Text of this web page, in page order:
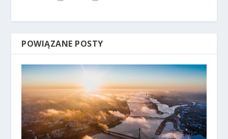
POWIĄZANE POSTY